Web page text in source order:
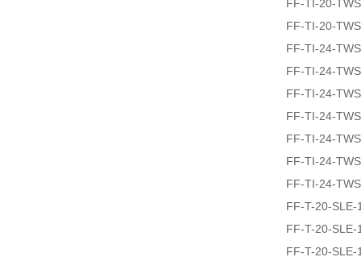
FF-TI-20-
FF-TI-20-
FF-TI-24-
FF-TI-24-
FF-TI-24-
FF-TI-24-
FF-TI-24-
FF-TI-24-
FF-TI-24-
FF-T-20-SLE-
FF-T-20-SLE-
FF-T-20-SLE-